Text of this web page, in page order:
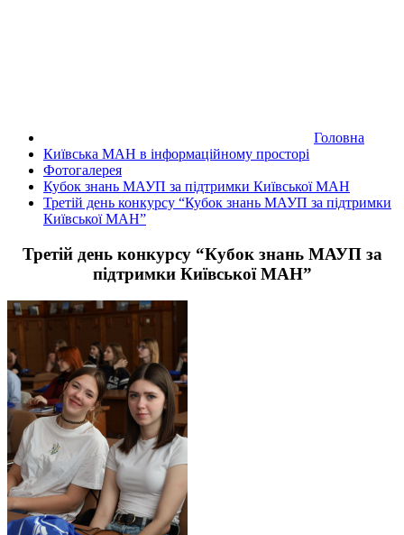
Головна
Київська МАН в інформаційному просторі
Фотогалерея
Кубок знань МАУП за підтримки Київської МАН
Третій день конкурсу “Кубок знань МАУП за підтримки
Київської МАН”
Третій день конкурсу “Кубок знань МАУП за
підтримки Київської МАН”